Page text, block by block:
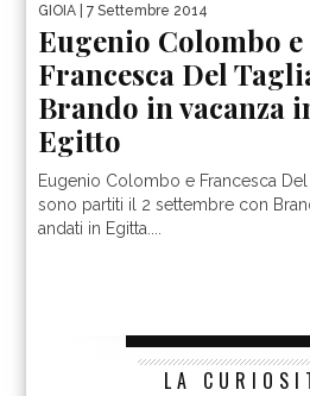
GIOIA | 7 Settembre 2014
Eugenio Colombo e
Francesca Del
Brando in vacanza
Egitto
Eugenio Colombo e Francesca Del
sono partiti il 2 settembre con
andati in Egitta....
LA